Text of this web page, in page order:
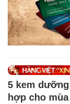
5 kem
hợp cho